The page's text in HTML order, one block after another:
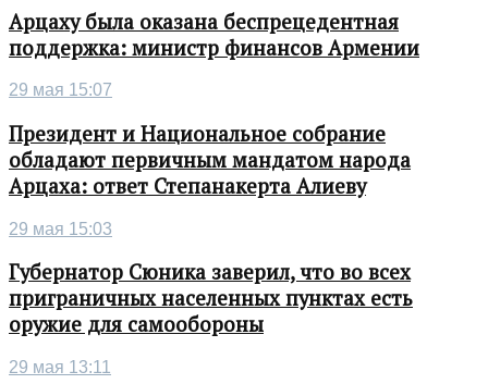
Арцаху была оказана беспрецедентная
поддержка: министр финансов Армении
29 мая 15:07
Президент и Национальное собрание
обладают первичным мандатом народа
Арцаха: ответ Степанакерта Алиеву
29 мая 15:03
Губернатор Сюника заверил, что во всех
приграничных населенных пунктах есть
оружие для самообороны
29 мая 13:11